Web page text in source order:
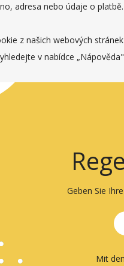
adresa nebo údaje o platbě.
z našich webových
v nabídce
Geben Sie
Mit